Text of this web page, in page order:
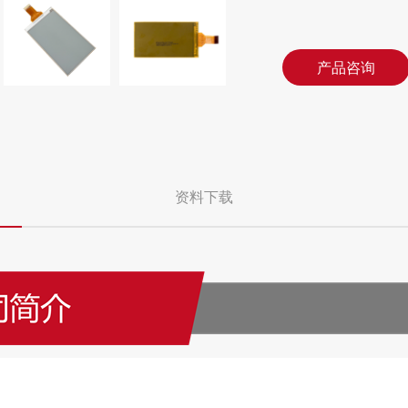
产品咨询
资料下载